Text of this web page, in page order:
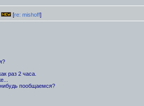
[re: mishoff]
раз 2 часа.
пообщаемся?